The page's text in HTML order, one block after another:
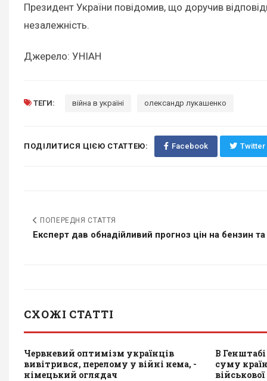
Президент України повідомив, що доручив
незалежність.
Джерело: УНІАН
ТЕГИ: війна в україні олександр лукашенко
ПОДІЛИТИСЯ ЦІЄЮ СТАТТЕЮ: Facebook Twitter
ПОПЕРЕДНЯ СТАТТЯ
Експерт дав обнадійливий прогноз цін на бензин
СХОЖІ СТАТТІ
Червневий оптимізм українців
вивітрився, перелому у війні нема, -
німецький оглядач
В
суму